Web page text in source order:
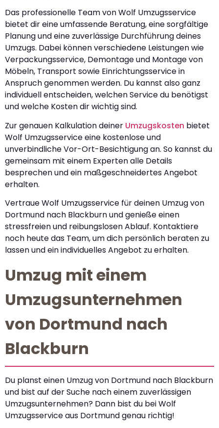
Das professionelle Team von Wolf Umzugsservice
bietet dir eine umfassende Beratung, eine sorgfältige
Planung und eine zuverlässige Durchführung deines
Umzugs. Dabei können verschiedene Leistungen wie
Verpackungsservice, Demontage und Montage von
Möbeln, Transport sowie Einrichtungsservice in
Anspruch genommen werden. Du kannst also ganz
individuell entscheiden, welchen Service du benötigst
und welche Kosten dir wichtig sind.
Zur genauen Kalkulation deiner Umzugskosten bietet
Wolf Umzugsservice eine kostenlose und
unverbindliche Vor-Ort-Besichtigung an. So kannst du
gemeinsam mit einem Experten alle Details
besprechen und ein maßgeschneidertes Angebot
erhalten.
Vertraue Wolf Umzugsservice für deinen Umzug von
Dortmund nach Blackburn und genieße einen
stressfreien und reibungslosen Ablauf. Kontaktiere
noch heute das Team, um dich persönlich beraten zu
lassen und ein individuelles Angebot zu erhalten.
Umzug mit einem
Umzugsunternehmen
von Dortmund nach
Blackburn
Du planst einen Umzug von Dortmund nach Blackburn
und bist auf der Suche nach einem zuverlässigen
Umzugsunternehmen? Dann bist du bei Wolf
Umzugsservice aus Dortmund genau richtig!